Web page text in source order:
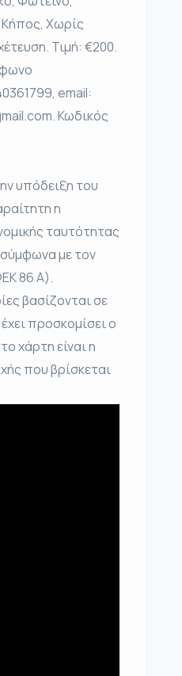
Κήπος, Χωρίς
Τιμή: €200.
email:
Κωδικός
υπόδειξη του
η
ταυτότητας
με τον
86 Α).
βασίζονται σε
προσκομίσει ο
χάρτη είναι η
που βρίσκεται